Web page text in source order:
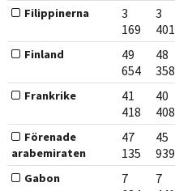
Filippinerna
3
169
3
401
Finland
49
654
48
358
Frankrike
41
418
40
408
Förenade
arabemiraten
47
135
45
939
Gabon
7
7